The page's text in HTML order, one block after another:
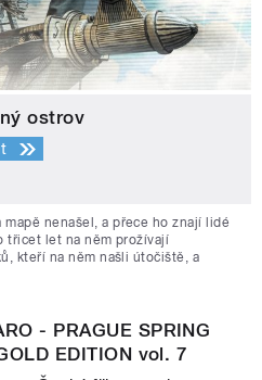
ostrov
nenašel, a přece ho znají lidé
třicet let na něm prožívají
kteří na něm našli útočiště, a
- PRAGUE SPRING
EDITION vol. 7